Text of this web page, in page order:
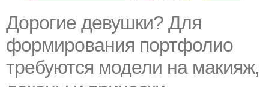
Дорогие девушки? Для
формирования портфолио
требуются модели на макияж,